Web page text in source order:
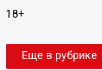
18+
Еще в рубрике